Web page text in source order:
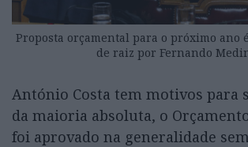
Proposta orçamental para o próximo ano
de raiz por Fernando
António Costa tem motivos para
da maioria absoluta, o
foi aprovado na generalidade